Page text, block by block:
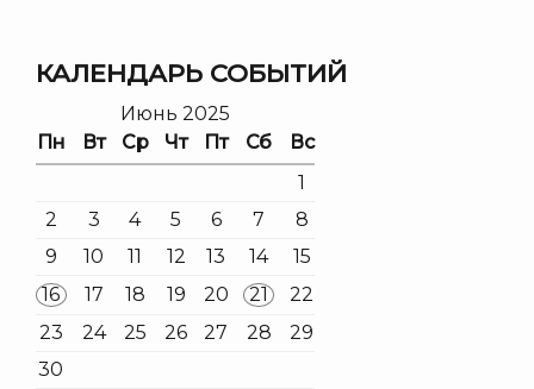
КАЛЕНДАРЬ СОБЫТИЙ
Июнь 2025
Пн
Вт Ср Чт Пт Сб
Вс
1
2
3 4 5 6 7
8
9
10 11 12 13 14
15
16
17 18 19 20 21
22
23
24 25 26 27 28
29
30